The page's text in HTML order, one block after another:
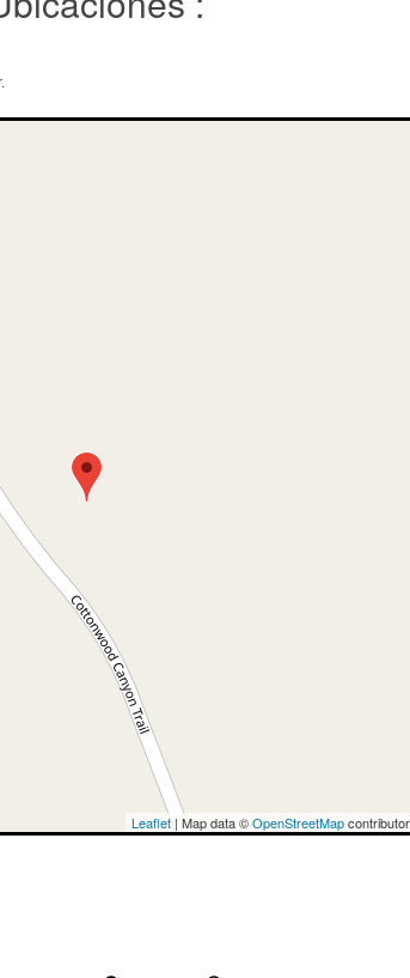
Leaflet| Map data ©OpenStreetMap